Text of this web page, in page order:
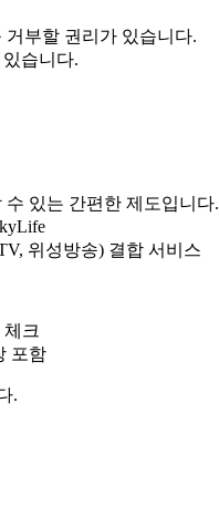
부할 권리가 있습니다.
습니다.
있는 간편한 제도입니다.
위성방송) 결합 서비스
크
포함
.